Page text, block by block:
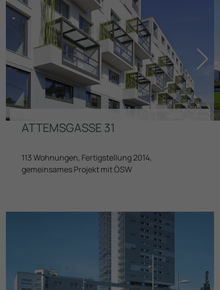
ATTEMSGASSE 31
113 Wohnungen, Fertigstellung 2014,
gemeinsames Projekt mit ÖSW